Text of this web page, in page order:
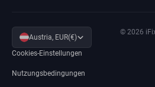
Austria, EUR(€)
Cookies-Einstellungen
Nutzungsbedingungen
© 2026